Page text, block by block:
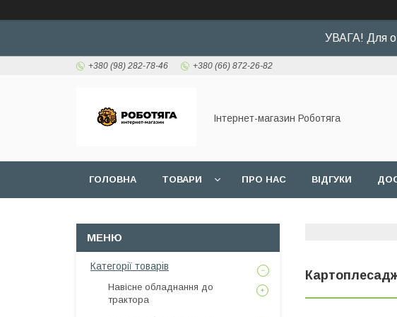
УВАГА! Для
+380 (98) 282-78-46 +380 (66) 872-26-82
Інтернет-магазин Роботяга
ГОЛОВНА ТОВАРИ ПРО НАС ВІДГУКИ
Категорії товарів
Навісне обладнання до
трактора